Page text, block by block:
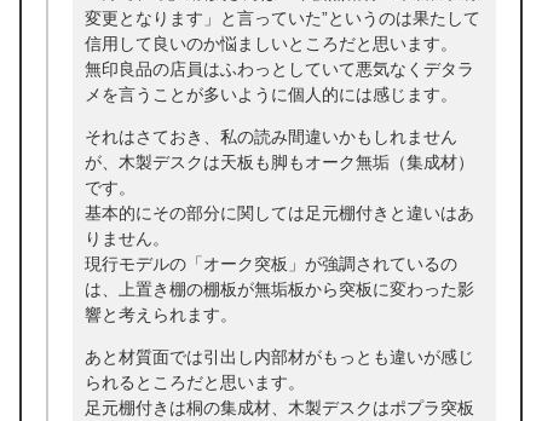
変更となります」と言っていた”というのは果たして
信用して良いのか悩ましいところだと思います。
無印良品の店員はふわっとしていて悪気なくデタラ
メを言うことが多いように個人的には感じます。
それはさておき、私の読み間違いかもしれません
が、木製デスクは天板も脚もオーク無垢（集成材）
です。
基本的にその部分に関しては足元棚付きと違いはあ
りません。
現行モデルの「オーク突板」が強調されているの
は、上置き棚の棚板が無垢板から突板に変わった影
響と考えられます。
あと材質面では引出し内部材がもっとも違いが感じ
られるところだと思います。
足元棚付きは桐の集成材、木製デスクはポプラ突板